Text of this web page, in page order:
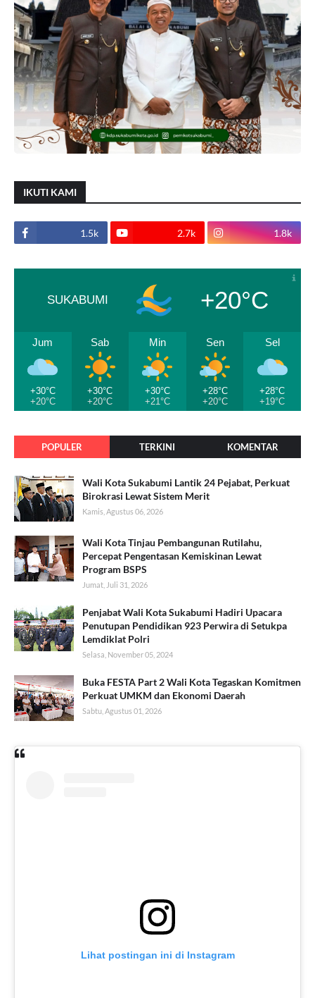
IKUTI KAMI
1.5k 2.7k 1.8k
SUKABUMI +20°C
Jum
+30°C
+20°C
Sab
+30°C
+20°C
Min
+30°C
+21°C
Sen
+28°C
+20°C
Sel
+28°C
+19°C
POPULER TERKINI KOMENTAR
Wali Kota Sukabumi Lantik 24 Pejabat, Perkuat
Birokrasi Lewat Sistem Merit
Kamis, Agustus 06, 2026
Wali Kota Tinjau Pembangunan Rutilahu,
Percepat Pengentasan Kemiskinan Lewat
Program BSPS
Jumat, Juli 31, 2026
Penjabat Wali Kota Sukabumi Hadiri Upacara
Penutupan Pendidikan 923 Perwira di Setukpa
Lemdiklat Polri
Selasa, November 05, 2024
Buka FESTA Part 2 Wali Kota Tegaskan Komitmen
Perkuat UMKM dan Ekonomi Daerah
Sabtu, Agustus 01, 2026
Lihat postingan ini di Instagram